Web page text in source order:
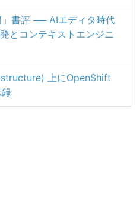
書評 ── AIエディタ時代
とコンテキストエンジニ
上にOpenShift